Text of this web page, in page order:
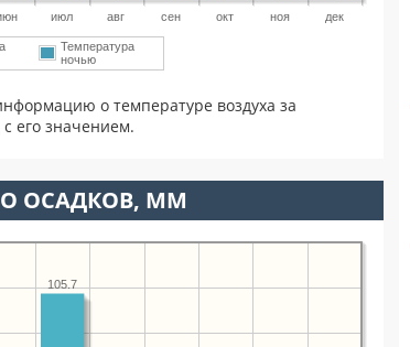
июл авг сен окт ноя дек
Температура
ночью
о температуре воздуха за
его значением.
ОСАДКОВ, ММ
105.7